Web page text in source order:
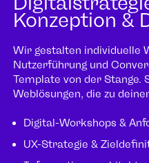
Konzeption &
Wir gestalten individuelle
Nutzerführung und
Template von der Stange.
Weblösungen, die zu
Digital-Workshops &
UX-Strategie &